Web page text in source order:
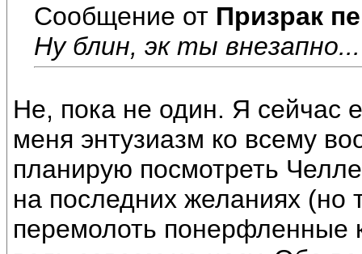
Сообщение от Призрак
Ну блин, эк ты
Не, пока не один. Я сейчас
меня энтузиазм ко всему
планирую посмотреть
на последних желаниях (но
перемолоть понерфленные